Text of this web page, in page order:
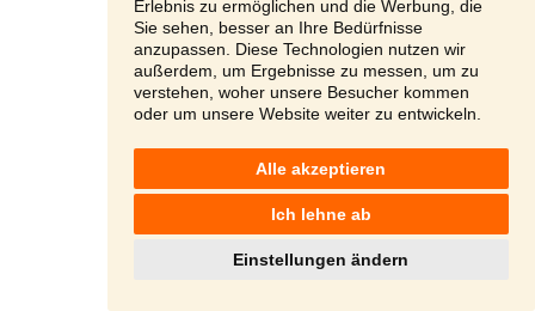
Erlebnis zu ermöglichen und die Werbung, die
Sie sehen, besser an Ihre Bedürfnisse
anzupassen. Diese Technologien nutzen wir
außerdem, um Ergebnisse zu messen, um zu
verstehen, woher unsere Besucher kommen
oder um unsere Website weiter zu entwickeln.
Alle akzeptieren
Ich lehne ab
Einstellungen ändern